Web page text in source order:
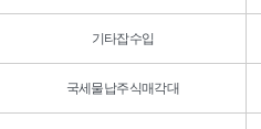
기타잡수입
국세물납주식매각대